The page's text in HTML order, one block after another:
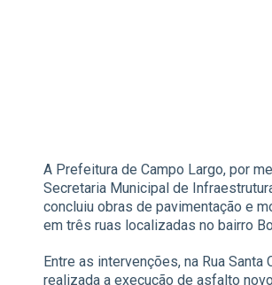
A Prefeitura de Campo Largo, por
Secretaria Municipal de
concluiu obras de pavimentação e
em três ruas localizadas no bairro
Entre as intervenções, na Rua Santa
realizada a execução de asfalto